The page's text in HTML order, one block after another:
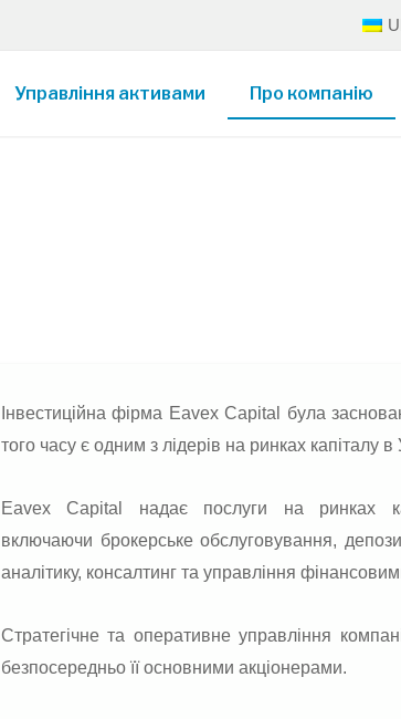
Управління активами Про компанію
Інвестиційна фірма Eavex Capital була
того часу є одним з лідерів на ринках капіталу в
Eavex Capital надає послуги на ринках
включаючи брокерське обслуговування,
аналітику, консалтинг та управління
Стратегічне та оперативне управління
безпосередньо її основними акціонерами.